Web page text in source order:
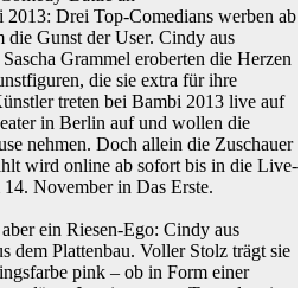
Drei Top-Comedians werben ab
Gunst der User. Cindy aus
Grammel eroberten die Herzen
die sie extra für ihre
treten bei Bambi 2013 live auf
in Berlin auf und wollen die
nehmen. Doch allein die Zuschauer
wird online ab sofort bis in die Live-
November in Das Erste.
ein Riesen-Ego: Cindy aus
dem Plattenbau. Voller Stolz trägt sie
pink – ob in Form einer